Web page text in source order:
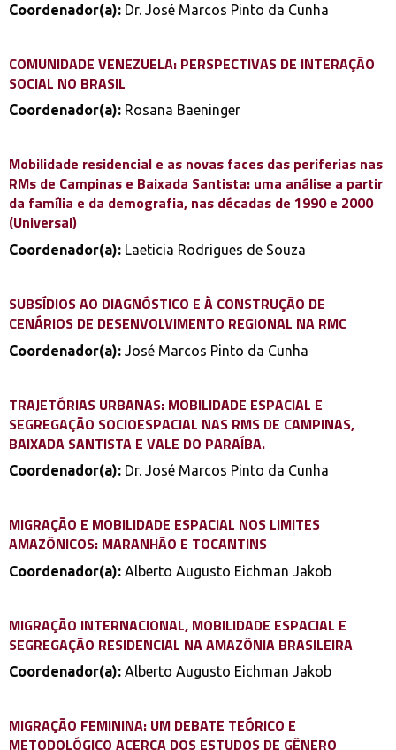
Coordenador(a): Dr. José Marcos Pinto da Cunha
COMUNIDADE VENEZUELA: PERSPECTIVAS DE INTERAÇÃO
SOCIAL NO BRASIL
Coordenador(a): Rosana Baeninger
Mobilidade residencial e as novas faces das periferias nas
RMs de Campinas e Baixada Santista: uma análise a partir
da família e da demografia, nas décadas de 1990 e 2000
(Universal)
Coordenador(a): Laeticia Rodrigues de Souza
SUBSÍDIOS AO DIAGNÓSTICO E À CONSTRUÇÃO DE
CENÁRIOS DE DESENVOLVIMENTO REGIONAL NA RMC
Coordenador(a): José Marcos Pinto da Cunha
TRAJETÓRIAS URBANAS: MOBILIDADE ESPACIAL E
SEGREGAÇÃO SOCIOESPACIAL NAS RMS DE CAMPINAS,
BAIXADA SANTISTA E VALE DO PARAÍBA.
Coordenador(a): Dr. José Marcos Pinto da Cunha
MIGRAÇÃO E MOBILIDADE ESPACIAL NOS LIMITES
AMAZÔNICOS: MARANHÃO E TOCANTINS
Coordenador(a): Alberto Augusto Eichman Jakob
MIGRAÇÃO INTERNACIONAL, MOBILIDADE ESPACIAL E
SEGREGAÇÃO RESIDENCIAL NA AMAZÔNIA BRASILEIRA
Coordenador(a): Alberto Augusto Eichman Jakob
MIGRAÇÃO FEMININA: UM DEBATE TEÓRICO E
METODOLÓGICO ACERCA DOS ESTUDOS DE GÊNERO